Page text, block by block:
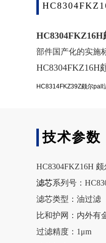
HC8304FKZ16H
部件国产化的实施
HC8304FKZ16H
HC8314FKZ39Z颇尔pall
技术参数
HC8304FKZ16H 颇
滤芯系列号：
滤芯类型：油过滤
比和护网：内外有
过滤精度：1μm